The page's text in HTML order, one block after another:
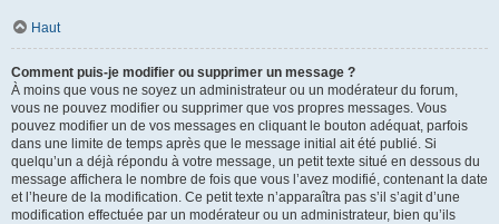
Haut
Comment puis-je modifier ou supprimer un message ?
À moins que vous ne soyez un administrateur ou un modérateur du forum,
vous ne pouvez modifier ou supprimer que vos propres messages. Vous
pouvez modifier un de vos messages en cliquant le bouton adéquat, parfois
dans une limite de temps après que le message initial ait été publié. Si
quelqu’un a déjà répondu à votre message, un petit texte situé en dessous du
message affichera le nombre de fois que vous l’avez modifié, contenant la date
et l’heure de la modification. Ce petit texte n’apparaîtra pas s’il s’agit d’une
modification effectuée par un modérateur ou un administrateur, bien qu’ils